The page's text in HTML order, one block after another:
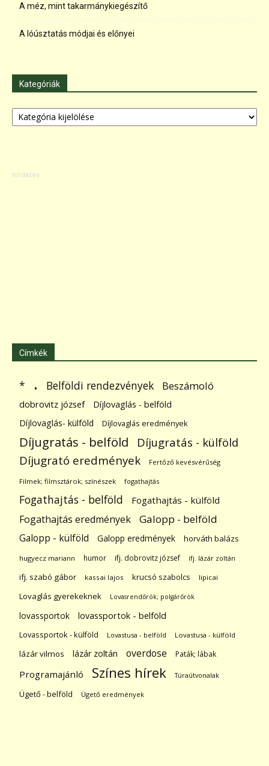
A méz, mint takarmánykiegészítő
A lóúsztatás módjai és előnyei
Kategóriák
Kategóriák
Címkék
* . Belföldi rendezvények Beszámoló
dobrovitz józsef
Díjlovaglás - belföld
Díjlovaglás- külföld
Díjlovaglás eredmények
Díjugratás - belföld Díjugratás - külföld
Díjugrató eredmények Fertőző kevésvérűség
Filmek; filmsztárok; színészek fogathajtás
Fogathajtás - belföld Fogathajtás - külföld
Fogathajtás eredmények Galopp - belföld
Galopp - külföld Galopp eredmények horváth balázs
hugyecz mariann humor ifj. dobrovitz józsef ifj. lázár zoltán
ifj. szabó gábor kassai lajos krucsó szabolcs lipicai
Lovaglás gyerekeknek Lovasrendőrök; polgárőrök
lovassportok lovassportok - belföld
Lovassportok - külföld Lovastusa - belföld Lovastusa - külföld
lázár vilmos lázár zoltán overdose Paták; lábak
Programajánló Színes hírek Túraútvonalak
Ügető - belföld Ügető eredmények